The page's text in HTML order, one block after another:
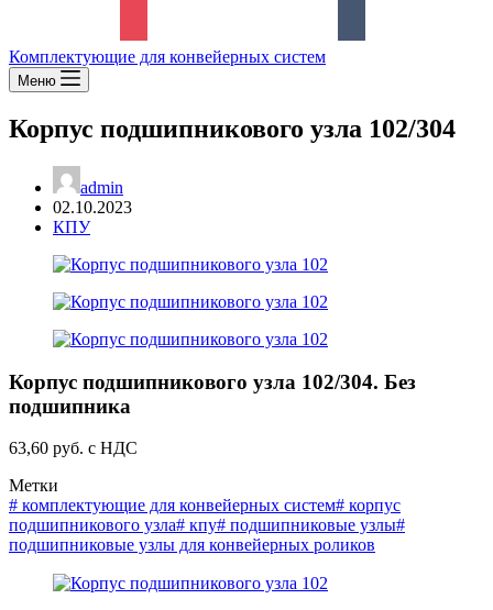
Комплектующие для конвейерных систем
Меню
Корпус подшипникового узла 102/304
admin
02.10.2023
КПУ
Корпус подшипникового узла 102/304. Без
подшипника
63,60 руб. с НДС
Метки
# комплектующие для конвейерных систем# корпус
подшипникового узла# кпу# подшипниковые узлы#
подшипниковые узлы для конвейерных роликов